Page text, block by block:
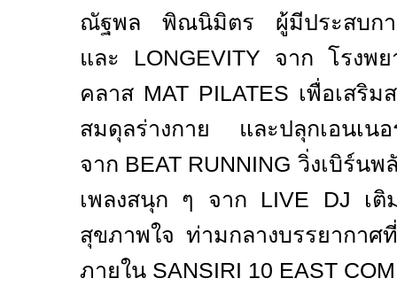
ณัฐพล พิณนิมิตร ผู้มีประสบ
และ LONGEVITY จาก โรงพ
คลาส MAT PILATES เพื่อเสริม
สมดุลร่างกาย และปลุกเอนเน
จาก BEAT RUNNING วิ่งเบิร์นพ
เพลงสนุก ๆ จาก LIVE DJ เติ
สุขภาพใจ ท่ามกลางบรรยากาศ
ภายใน SANSIRI 10 EAST